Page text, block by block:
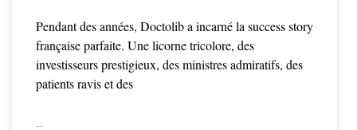
Pendant des années, Doctolib a incarné la success story
française parfaite. Une licorne tricolore, des
investisseurs prestigieux, des ministres admiratifs, des
patients ravis et des